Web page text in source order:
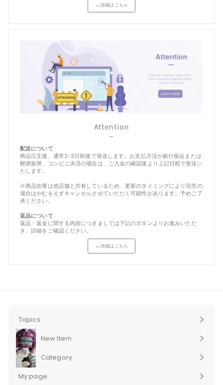
→ 詳細はこちら
Attention
－
配送について
商品注文後、通常2-3日前後で発送します。お支払方法が銀行振込または
郵便振替、コンビニ決済の場合は、ご入金の確認後より上記日程で発送い
たします。
※商品在庫は他店舗と共有しているため、更新のタイミングにより完売の
場合はやむをえずキャンセルさせていただく可能性があります。予めご了
承ください。
返品について
返品・返金に関する内容につきましては下記のボタンよりお進みいただ
き、詳細をご確認ください。
→ 詳細はこちら
Topics
New Item
Category
サ
ブ
メ
My page